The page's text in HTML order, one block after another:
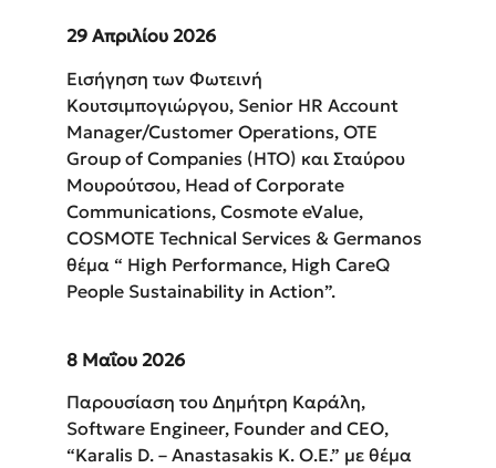
29 Απριλίου 2026
Eισήγηση των Φωτεινή
Κουτσιμπογιώργου, Senior HR Account
Manager/Customer Operations, OTE
Group of Companies (HTO) και Σταύρου
Μουρούτσου, Head of Corporate
Communications, Cosmote eValue,
COSMOTE Technical Services & Germanos
θέμα “ High Performance, High CareQ
People Sustainability in Action”.
8 Μαΐου 2026
Παρουσίαση του Δημήτρη Καράλη,
Software Engineer, Founder and CEO,
“Karalis D. – Anastasakis K. O.E.” με θέμα